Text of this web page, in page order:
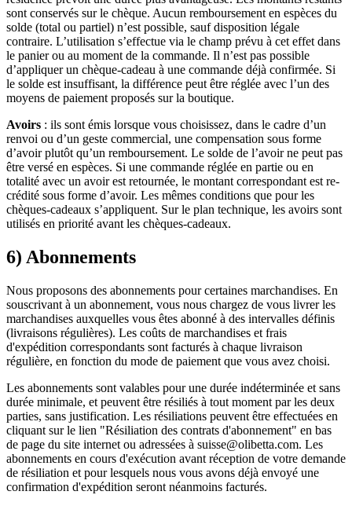
sont conservés sur le chèque. Aucun remboursement en espèces du
solde (total ou partiel) n’est possible, sauf disposition légale
contraire. L’utilisation s’effectue via le champ prévu à cet effet dans
le panier ou au moment de la commande. Il n’est pas possible
d’appliquer un chèque-cadeau à une commande déjà confirmée. Si
le solde est insuffisant, la différence peut être réglée avec l’un des
moyens de paiement proposés sur la boutique.
Avoirs : ils sont émis lorsque vous choisissez, dans le cadre d’un
renvoi ou d’un geste commercial, une compensation sous forme
d’avoir plutôt qu’un remboursement. Le solde de l’avoir ne peut pas
être versé en espèces. Si une commande réglée en partie ou en
totalité avec un avoir est retournée, le montant correspondant est re-
crédité sous forme d’avoir. Les mêmes conditions que pour les
chèques-cadeaux s’appliquent. Sur le plan technique, les avoirs sont
utilisés en priorité avant les chèques-cadeaux.
6) Abonnements
Nous proposons des abonnements pour certaines marchandises. En
souscrivant à un abonnement, vous nous chargez de vous livrer les
marchandises auxquelles vous êtes abonné à des intervalles définis
(livraisons régulières). Les coûts de marchandises et frais
d'expédition correspondants sont facturés à chaque livraison
régulière, en fonction du mode de paiement que vous avez choisi.
Les abonnements sont valables pour une durée indéterminée et sans
durée minimale, et peuvent être résiliés à tout moment par les deux
parties, sans justification. Les résiliations peuvent être effectuées en
cliquant sur le lien "Résiliation des contrats d'abonnement" en bas
de page du site internet ou adressées à suisse@olibetta.com. Les
abonnements en cours d'exécution avant réception de votre demande
de résiliation et pour lesquels nous vous avons déjà envoyé une
confirmation d'expédition seront néanmoins facturés.